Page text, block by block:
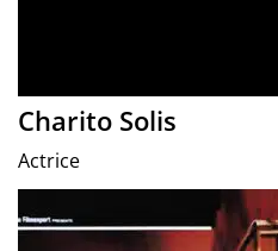
Charito Solis
Actrice